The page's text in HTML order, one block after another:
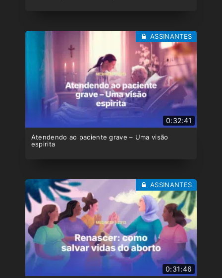
0:32:41
Atendendo ao paciente grave – Uma visão
espirita
ASSINANTES
0:31:46
ASSINANTES